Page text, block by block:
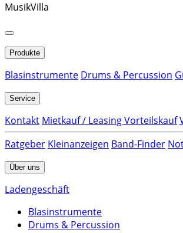
MusikVilla
Produkte
Blasinstrumente Drums & Percussion
Service
Kontakt Mietkauf / Leasing Vorteilskauf
Ratgeber Kleinanzeigen Band-Finder
Über uns
Ladengeschäft
Blasinstrumente
Drums & Percussion